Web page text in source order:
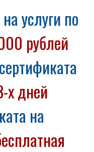
услуги по
рублей
х дней
на